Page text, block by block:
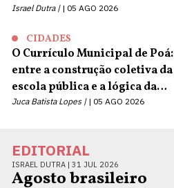
Israel Dutra | 05 AGO 2026
CIDADES
O Currículo Municipal de Poá:
entre a construção coletiva da
escola pública e a lógica da
terceirização
Juca Batista Lopes | 05 AGO 2026
EDITORIAL
ISRAEL DUTRA | 31 JUL 2026
Agosto brasileiro